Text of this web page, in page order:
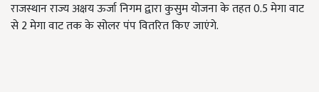
राजस्थान राज्य अक्षय ऊर्जा निगम द्वारा कुसुम योजना के तहत 0.5 मेगा वाट
से 2 मेगा वाट तक के सोलर पंप वितरित किए जाएंगे.